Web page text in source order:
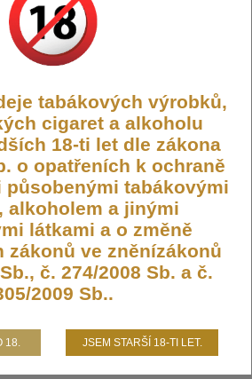
tabákových výrobků,
cigaret a alkoholu
18-ti let dle zákona
o opatřeních k ochraně
působenými tabákovými
alkoholem a jinými
látkami a o změně
zákonů ve zněnízákonů
č. 274/2008 Sb. a č.
2009 Sb..
18. JSEM STARŠÍ 18-TI LET.